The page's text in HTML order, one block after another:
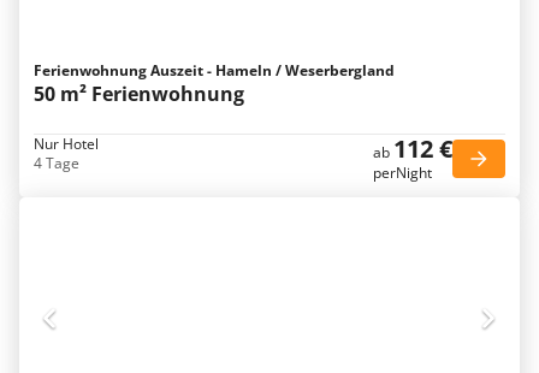
Ferienwohnung Auszeit - Hameln / Weserbergland
50 m² Ferienwohnung
Nur Hotel
4 Tage
ab 112 €
perNight